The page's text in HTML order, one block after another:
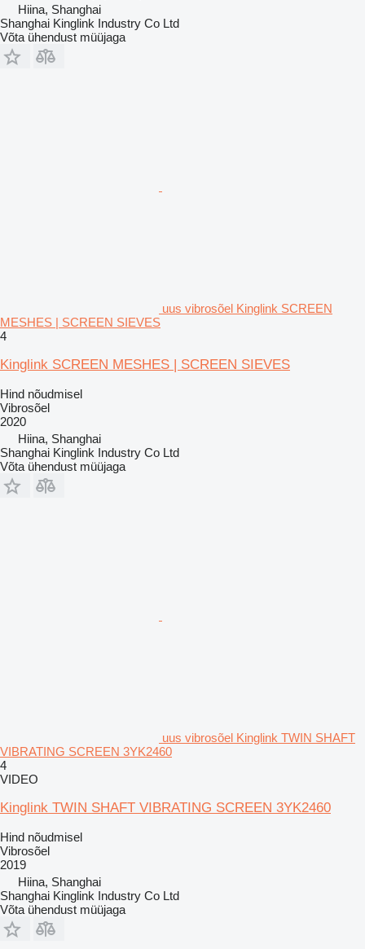
Hiina, Shanghai
Shanghai Kinglink Industry Co Ltd
Võta ühendust müüjaga
uus vibrosõel Kinglink SCREEN
MESHES | SCREEN SIEVES
4
Kinglink SCREEN MESHES | SCREEN SIEVES
Hind nõudmisel
Vibrosõel
2020
Hiina, Shanghai
Shanghai Kinglink Industry Co Ltd
Võta ühendust müüjaga
uus vibrosõel Kinglink TWIN SHAFT
VIBRATING SCREEN 3YK2460
4
VIDEO
Kinglink TWIN SHAFT VIBRATING SCREEN 3YK2460
Hind nõudmisel
Vibrosõel
2019
Hiina, Shanghai
Shanghai Kinglink Industry Co Ltd
Võta ühendust müüjaga